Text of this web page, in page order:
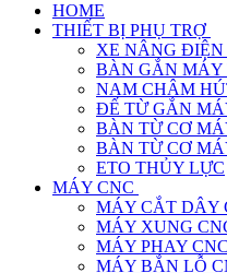
HOME
THIẾT BỊ PHỤ TRỢ
XE NÂNG ĐIỆN
BÀN GẮN MÁY
NAM CHÂM
ĐẾ TỪ GẮN
BÀN TỪ CƠ
BÀN TỪ CƠ
ETO THỦY LỰC
MÁY CNC
MÁY CẮT DÂY
MÁY XUNG
MÁY PHAY CNC
MÁY BẮN LỖ